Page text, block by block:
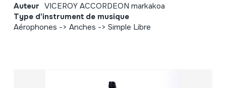
Auteur VICEROY ACCORDEON markakoa
Type d'instrument de musique
Aérophones -> Anches -> Simple Libre